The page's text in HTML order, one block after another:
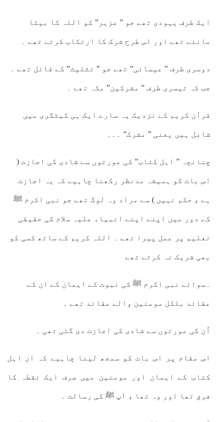
ایک طرف یہودی تھے جو ” عزیر” کو اللہ کا بیٹا
مانتے تھے اور اس طرح شرک کا ارتکاب کرتے تھے ۔
دوسری طرف ” عیسائی” تھے جو ” تثلیث” کے قائل تھے ۔
جب کہ تیسری طرف ” مشرکین” مکہ تھے ۔
قرآن کریم کے نزدیک یہ سارے ایک ہی کیٹگری میں
شامل ہیں یعنی ” مشرک” ۔۔۔
چنانچہ ” اہل کتاب” کی عورتوں سے شادی کی اجازت (
اس بات کو ہمیشہ مدنظر رکھنا چاہیے کہ یہ اجازت
ہے ، حکم نہیں ) سے مراد وہ لوگ تھے جو نبی اکرم ﷺ
کے دور میں اپنے اپنے انبیاء علیہ سلام کی حقیقی
تعلیم پر عمل پیرا تھے ۔ اللہ کریم کے ساتھ کسی کو
بھی شریک نہ کرتے تھے
۔سوائے نبی اکرم ﷺ کی نبوت کے ایمان کے ان کے
عقائد بلکل مومنین والے عقائد تھے ۔
اُن کی عورتوں سے شادی کی اجازت دی گئی تھی ۔
اس مقام پر اس بات کو سمجھ لینا چاہیے کہ ان اہل
کتاب کے ایمان اور مومنین میں صرف ایک نقطہ کا
فرق تھا اور وہ تھا ، آپ ﷺ کی رسالت ۔